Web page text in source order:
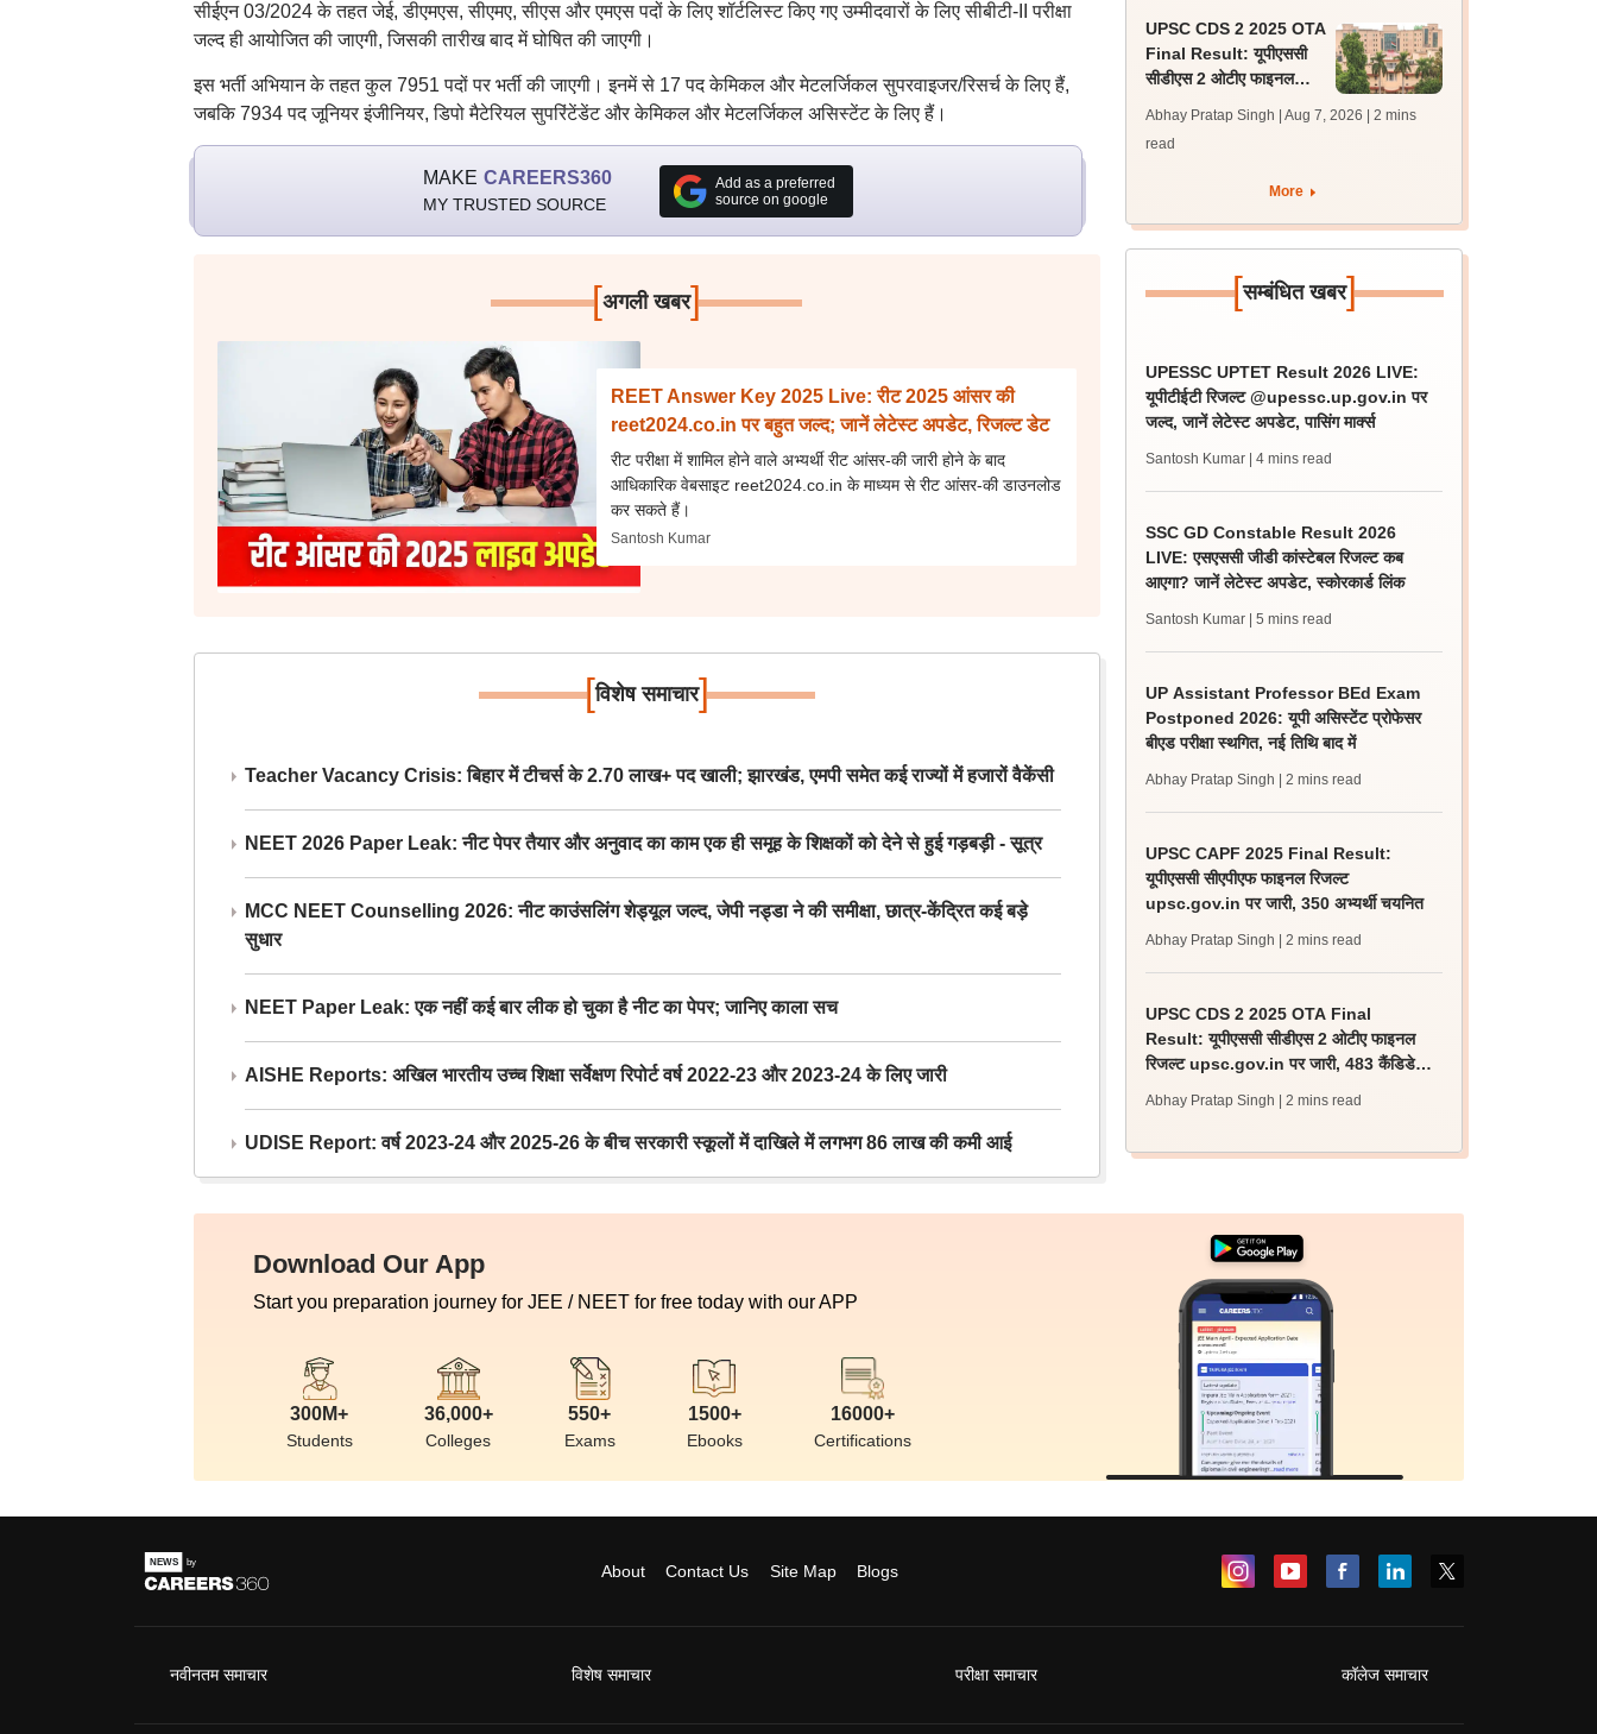
सीईएन 03/2024 के तहत जेई, डीएमएस, सीएमए, सीएस और एमएस पदों के लिए शॉर्टलिस्ट किए गए उम्मीदवारों के लिए सीबीटी-II परीक्षा
जल्द ही आयोजित की जाएगी, जिसकी तारीख बाद में घोषित की जाएगी।
इस भर्ती अभियान के तहत कुल 7951 पदों पर भर्ती की जाएगी। इनमें से 17 पद केमिकल और मेटलर्जिकल सुपरवाइजर/रिसर्च के लिए हैं,
जबकि 7934 पद जूनियर इंजीनियर, डिपो मैटेरियल सुपरिंटेंडेंट और केमिकल और मेटलर्जिकल असिस्टेंट के लिए हैं।
MAKE CAREERS360
MY TRUSTED SOURCE
Add as a preferred
source on google
[अगली खबर]
REET Answer Key 2025 Live: रीट 2025 आंसर की
reet2024.co.in पर बहुत जल्द; जानें लेटेस्ट अपडेट, रिजल्ट डेट
रीट परीक्षा में शामिल होने वाले अभ्यर्थी रीट आंसर-की जारी होने के बाद
आधिकारिक वेबसाइट reet2024.co.in के माध्यम से रीट आंसर-की डाउनलोड
कर सकते हैं।
Santosh Kumar
[विशेष समाचार]
Teacher Vacancy Crisis: बिहार में टीचर्स के 2.70 लाख+ पद खाली; झारखंड, एमपी समेत कई राज्यों में हजारों वैकेंसी
NEET 2026 Paper Leak: नीट पेपर तैयार और अनुवाद का काम एक ही समूह के शिक्षकों को देने से हुई गड़बड़ी - सूत्र
MCC NEET Counselling 2026: नीट काउंसलिंग शेड्यूल जल्द, जेपी नड्डा ने की समीक्षा, छात्र-केंद्रित कई बड़े
सुधार
NEET Paper Leak: एक नहीं कई बार लीक हो चुका है नीट का पेपर; जानिए काला सच
AISHE Reports: अखिल भारतीय उच्च शिक्षा सर्वेक्षण रिपोर्ट वर्ष 2022-23 और 2023-24 के लिए जारी
UDISE Report: वर्ष 2023-24 और 2025-26 के बीच सरकारी स्कूलों में दाखिले में लगभग 86 लाख की कमी आई
UPSC CDS 2 2025 OTA
Final Result: यूपीएससी
सीडीएस 2 ओटीए फाइनल
जारी, 483 कैंडिडेट चयनित
Abhay Pratap Singh | Aug 7, 2026
| 2 mins
read
More
[सम्बंधित खबर]
UPESSC UPTET Result 2026 LIVE:
यूपीटीईटी रिजल्ट @upessc.up.gov.in पर
जल्द, जानें लेटेस्ट अपडेट, पासिंग मार्क्स
Santosh Kumar | 4 mins read
SSC GD Constable Result 2026
LIVE: एसएससी जीडी कांस्टेबल रिजल्ट कब
आएगा? जानें लेटेस्ट अपडेट, स्कोरकार्ड लिंक
Santosh Kumar | 5 mins read
UP Assistant Professor BEd Exam
Postponed 2026: यूपी असिस्टेंट प्रोफेसर
बीएड परीक्षा स्थगित, नई तिथि बाद में
Abhay Pratap Singh | 2 mins read
UPSC CAPF 2025 Final Result:
यूपीएससी सीएपीएफ फाइनल रिजल्ट
upsc.gov.in पर जारी, 350 अभ्यर्थी चयनित
Abhay Pratap Singh | 2 mins read
UPSC CDS 2 2025 OTA Final
Result: यूपीएससी सीडीएस 2 ओटीए फाइनल
रिजल्ट upsc.gov.in पर जारी, 483 कैंडिडेट
Abhay Pratap Singh | 2 mins read
Download Our App
Start you preparation journey for JEE / NEET for free today with our APP
300M+
Students
36,000+
Colleges
550+
Exams
1500+
Ebooks
16000+
Certifications
About Contact Us Site Map Blogs
नवीनतम समाचार विशेष समाचार परीक्षा समाचार कॉलेज समाचार